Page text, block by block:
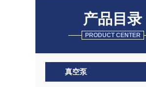
产品目录
PRODUCT CENTER
真空泵